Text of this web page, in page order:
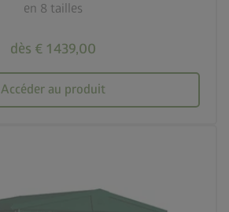
en 8 tailles
dès € 1 439,00
Accéder au produit